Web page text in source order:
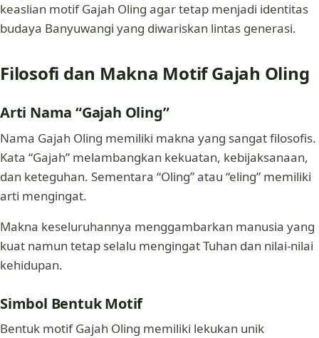
keaslian motif Gajah Oling agar tetap menjadi identitas
budaya Banyuwangi yang diwariskan lintas generasi.
Filosofi dan Makna Motif Gajah Oling
Arti Nama “Gajah Oling”
Nama Gajah Oling memiliki makna yang sangat filosofis.
Kata “Gajah” melambangkan kekuatan, kebijaksanaan,
dan keteguhan. Sementara “Oling” atau “eling” memiliki
arti mengingat.
Makna keseluruhannya menggambarkan manusia yang
kuat namun tetap selalu mengingat Tuhan dan nilai-nilai
kehidupan.
Simbol Bentuk Motif
Bentuk motif Gajah Oling memiliki lekukan unik